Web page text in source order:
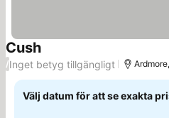
Cush
/Inget betyg tillgängligt
Välj datum för att se exakta